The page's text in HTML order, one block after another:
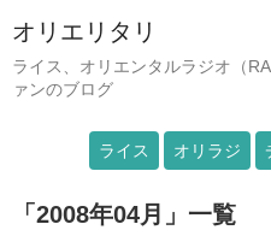
オリエリタリ
ライス、オリエンタルラジオ（
ァンのブログ
ライス オリラジ
「 2008年04月 」 一覧